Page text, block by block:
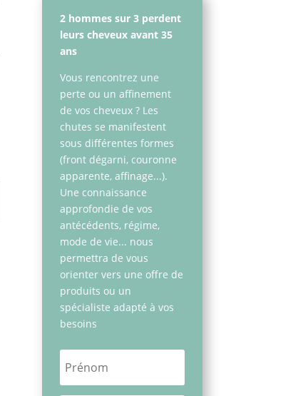
2 hommes sur 3 perdent
leurs cheveux avant 35
ans
Vous rencontrez une
perte ou un affinement
de vos cheveux ? Les
chutes se manifestent
sous différentes formes
(front dégarni, couronne
apparente, affinage...).
Une connaissance
approfondie de vos
antécédents, régime,
mode de vie... nous
permettra de vous
orienter vers une offre de
produits ou un
spécialiste adapté à vos
besoins